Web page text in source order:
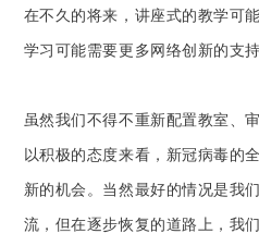
在不久的将来，讲座式的教学可
学习可能需要更多网络创新的支持
虽然我们不得不重新配置教室、
以积极的态度来看，新冠病毒的
新的机会。当然最好的情况是我
流，但在逐步恢复的道路上，我